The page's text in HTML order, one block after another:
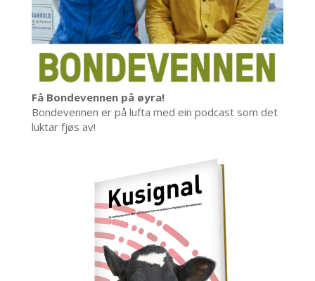
Få Bondevennen på øyra!
Bondevennen er på lufta med ein podcast som det
luktar fjøs av!